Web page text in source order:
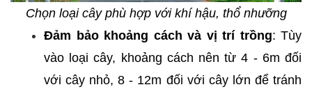
Chọn loại cây phù hợp với khí hậu, thổ nhưỡng
Đảm bảo khoảng cách và vị trí trồng: Tùy
vào loại cây, khoảng cách nên từ 4 - 6m đối
với cây nhỏ, 8 - 12m đối với cây lớn để tránh